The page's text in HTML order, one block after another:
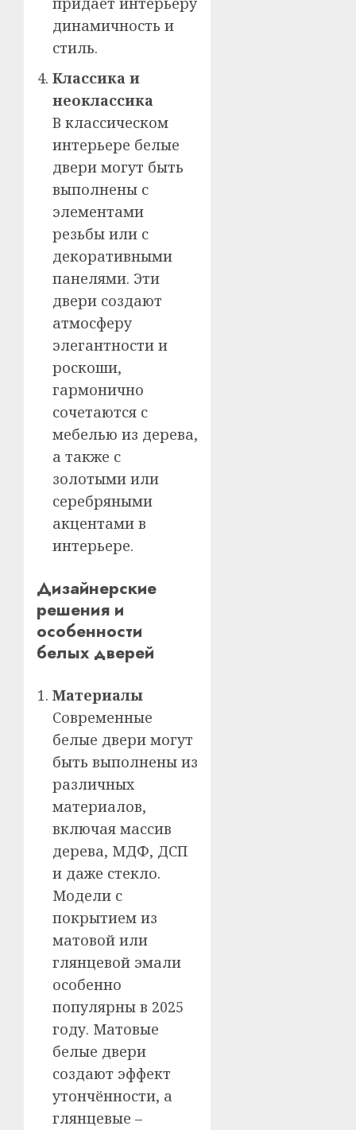
динамичность и
стиль.
Классика и
неоклассика
В классическом
интерьере белые
двери могут быть
выполнены с
элементами
резьбы или с
декоративными
панелями. Эти
двери создают
атмосферу
элегантности и
роскоши,
гармонично
сочетаются с
мебелью из дерева,
а также с
золотыми или
серебряными
акцентами в
интерьере.
Дизайнерские
решения и
особенности
белых дверей
Материалы
Современные
белые двери могут
быть выполнены из
различных
материалов,
включая массив
дерева, МДФ, ДСП
и даже стекло.
Модели с
покрытием из
матовой или
глянцевой эмали
особенно
популярны в 2025
году. Матовые
белые двери
создают эффект
утончённости, а
глянцевые –